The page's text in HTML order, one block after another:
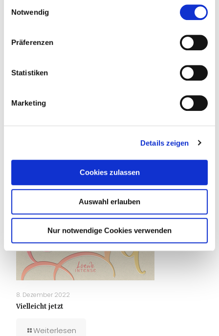
Notwendig
Präferenzen
Statistiken
Marketing
Details zeigen
Cookies zulassen
Auswahl erlauben
Nur notwendige Cookies verwenden
Spanish Love Deception
Weiterlesen
8. Dezember 2022
Vielleicht jetzt
Weiterlesen